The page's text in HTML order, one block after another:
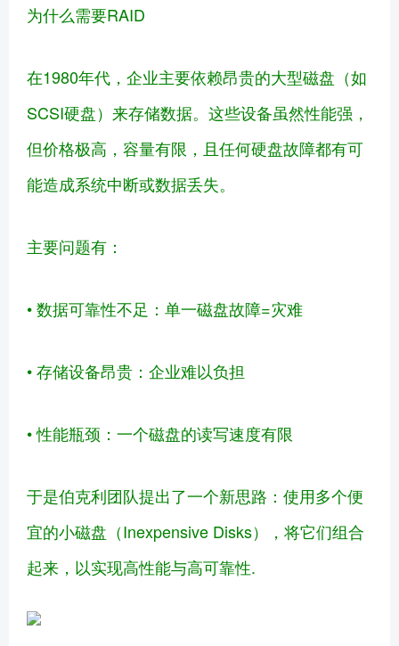
为什么需要RAID
在1980年代，企业主要依赖昂贵的大型磁盘（如
SCSI硬盘）来存储数据。这些设备虽然性能强，
但价格极高，容量有限，且任何硬盘故障都有可
能造成系统中断或数据丢失。
主要问题有：
• 数据可靠性不足：单一磁盘故障=灾难
• 存储设备昂贵：企业难以负担
• 性能瓶颈：一个磁盘的读写速度有限
于是伯克利团队提出了一个新思路：使用多个便
宜的小磁盘（Inexpensive Disks），将它们组合
起来，以实现高性能与高可靠性.